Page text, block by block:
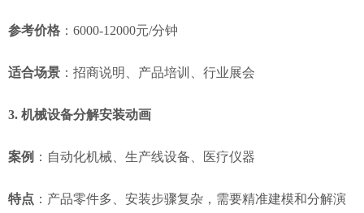
参考价格 ：6000-12000元/分钟
适合场景 ：招商说明、产品培训、行业展会
3. 机械设备分解安装动画
案例 ：自动化机械、生产线设备、医疗仪器
特点 ：产品零件多、安装步骤复杂，需要精准建模和分解演